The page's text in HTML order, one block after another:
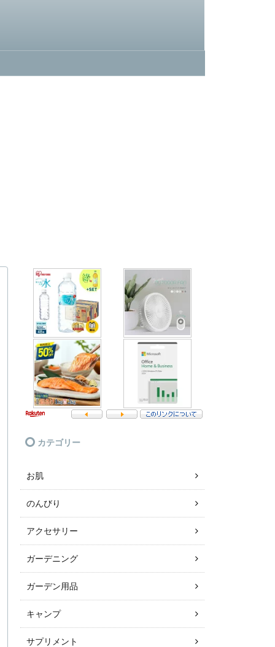
カテゴリー
お肌
のんびり
アクセサリー
ガーデニング
ガーデン用品
キャンプ
サプリメント